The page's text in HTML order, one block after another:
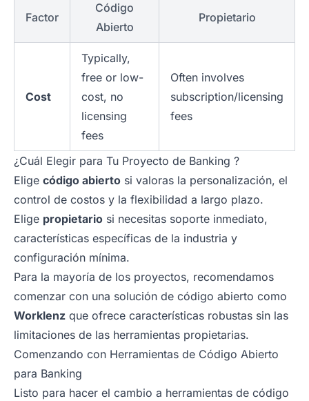
Factor
Código
Abierto
Propietario
Cost
Typically,
free or low-
cost, no
licensing
fees
Often involves
subscription/licensing
fees
¿Cuál Elegir para Tu Proyecto de Banking ?
Elige código abierto si valoras la personalización, el
control de costos y la flexibilidad a largo plazo.
Elige propietario si necesitas soporte inmediato,
características específicas de la industria y
configuración mínima.
Para la mayoría de los proyectos, recomendamos
comenzar con una solución de código abierto como
Worklenz que ofrece características robustas sin las
limitaciones de las herramientas propietarias.
Comenzando con Herramientas de Código Abierto
para Banking
Listo para hacer el cambio a herramientas de código